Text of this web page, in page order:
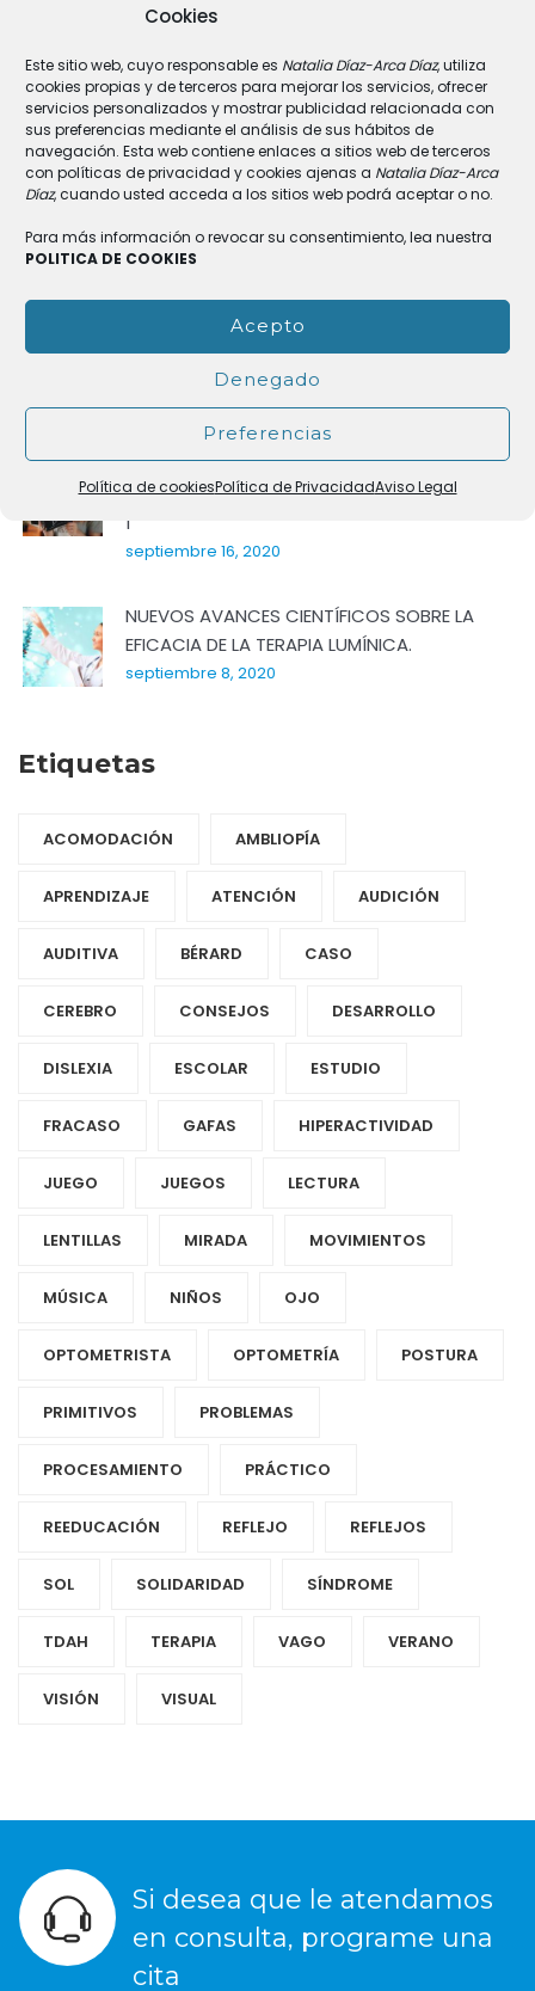
Cookies
Este sitio web, cuyo responsable es Natalia Díaz-Arca Díaz, utiliza
cookies propias y de terceros para mejorar los servicios, ofrecer
servicios personalizados y mostrar publicidad relacionada con
sus preferencias mediante el análisis de sus hábitos de
navegación. Esta web contiene enlaces a sitios web de terceros
con políticas de privacidad y cookies ajenas a Natalia Díaz-Arca
Díaz, cuando usted acceda a los sitios web podrá aceptar o no.
Para más información o revocar su consentimiento, lea nuestra
POLITICA DE COOKIES
Acepto
Denegado
Preferencias
Política de cookiesPolítica de PrivacidadAviso Legal
Recent Posts
Prismas gemelos en niños con trastorno del
espectro autista (TEA).
septiembre 2, 2021
CONSEJOS PARA CUIDAR NUESTRA HIGIENE VISUAL
LA GENERACIÓN Z Y LA ORTO-K
octubre 20, 2020
UNA DE NUESTRAS PACIENTES: IRENE
CAMACHO E “INSTINTO. BRUJAS SANGRANTES:
1”
septiembre 16, 2020
NUEVOS AVANCES CIENTÍFICOS SOBRE LA
EFICACIA DE LA TERAPIA LUMÍNICA.
septiembre 8, 2020
Etiquetas
ACOMODACIÓN AMBLIOPÍA
APRENDIZAJE ATENCIÓN AUDICIÓN
AUDITIVA BÉRARD CASO
CEREBRO CONSEJOS DESARROLLO
DISLEXIA ESCOLAR ESTUDIO
FRACASO GAFAS HIPERACTIVIDAD
JUEGO JUEGOS LECTURA
LENTILLAS MIRADA MOVIMIENTOS
MÚSICA NIÑOS OJO
OPTOMETRISTA OPTOMETRÍA POSTURA
PRIMITIVOS PROBLEMAS
PROCESAMIENTO PRÁCTICO
REEDUCACIÓN REFLEJO REFLEJOS
SOL SOLIDARIDAD SÍNDROME
TDAH TERAPIA VAGO VERANO
VISIÓN VISUAL
Si desea que le atendamos
en consulta, programe una
cita